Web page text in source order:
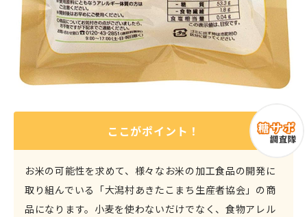
ここがポイント！
お米の可能性を求めて、様々なお米の加工食品の開発に
取り組んでいる「大潟村あきたこまち生産者協会」の商
品になります。小麦を使わないだけでなく、食物アレル